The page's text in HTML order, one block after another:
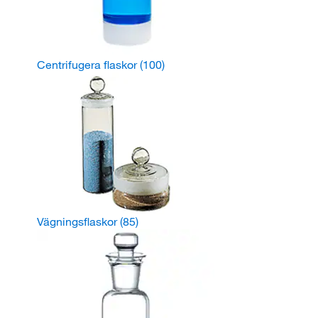
Centrifugera flaskor(100)
Vägningsflaskor(85)